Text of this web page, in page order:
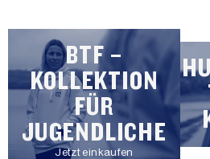
BTF –
KOLLEKTION
FÜR
JUGENDLICHE
Jetzt einkaufen